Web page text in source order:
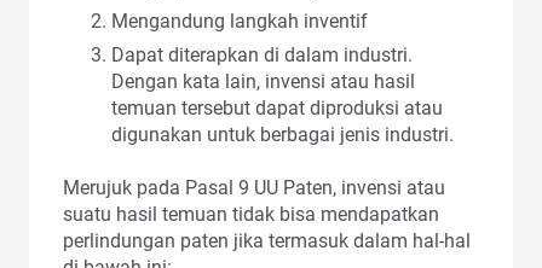
Mengandung langkah inventif
Dapat diterapkan di dalam industri.
Dengan kata lain, invensi atau hasil
temuan tersebut dapat diproduksi atau
digunakan untuk berbagai jenis industri.
Merujuk pada Pasal 9 UU Paten, invensi atau
suatu hasil temuan tidak bisa mendapatkan
perlindungan paten jika termasuk dalam hal-hal